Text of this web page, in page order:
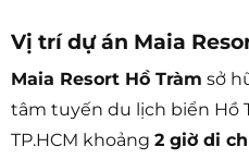
Vị trí dự án Maia
Maia Resort Hồ Tràm sở
tâm tuyến du lịch biển Hồ
TP.HCM khoảng 2 giờ di